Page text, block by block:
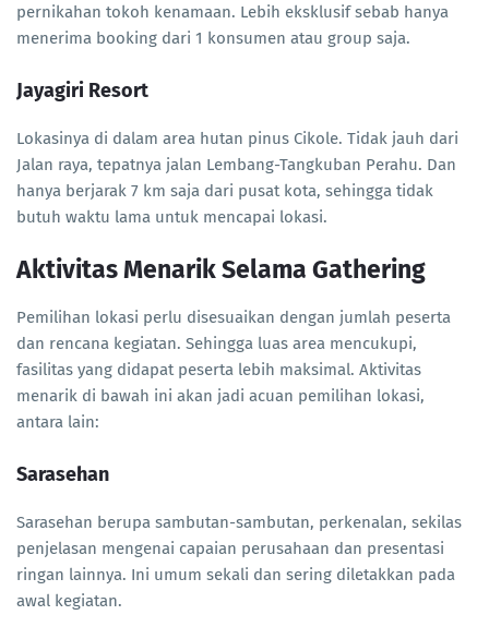
pernikahan tokoh kenamaan. Lebih eksklusif sebab hanya
menerima booking dari 1 konsumen atau group saja.
Jayagiri Resort
Lokasinya di dalam area hutan pinus Cikole. Tidak jauh dari
Jalan raya, tepatnya jalan Lembang-Tangkuban Perahu. Dan
hanya berjarak 7 km saja dari pusat kota, sehingga tidak
butuh waktu lama untuk mencapai lokasi.
Aktivitas Menarik Selama Gathering
Pemilihan lokasi perlu disesuaikan dengan jumlah peserta
dan rencana kegiatan. Sehingga luas area mencukupi,
fasilitas yang didapat peserta lebih maksimal. Aktivitas
menarik di bawah ini akan jadi acuan pemilihan lokasi,
antara lain:
Sarasehan
Sarasehan berupa sambutan-sambutan, perkenalan, sekilas
penjelasan mengenai capaian perusahaan dan presentasi
ringan lainnya. Ini umum sekali dan sering diletakkan pada
awal kegiatan.